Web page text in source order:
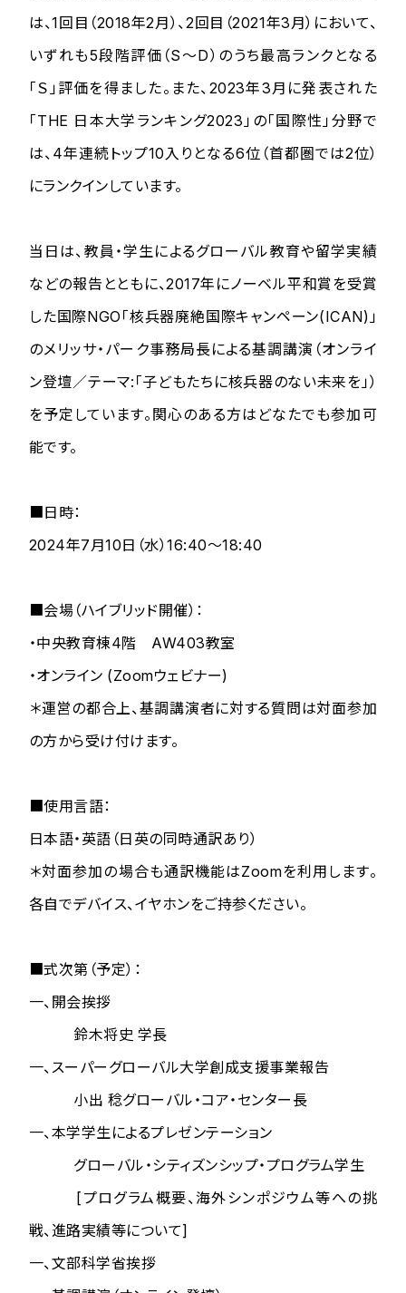
は、1回目（2018年2月）、2回目（2021年3月）において、
いずれも5段階評価（S～D）のうち最高ランクとなる
「Ｓ」評価を得ました。また、2023年3月に発表された
「THE 日本大学ランキング2023」の「国際性」分野で
は、4年連続トップ10入りとなる6位（首都圏では2位）
にランクインしています。
当日は、教員・学生によるグローバル教育や留学実績
などの報告とともに、2017年にノーベル平和賞を受賞
した国際NGO「核兵器廃絶国際キャンペーン(ICAN)」
のメリッサ・パーク事務局長による基調講演（オンライ
ン登壇／テーマ:「子どもたちに核兵器のない未来を」）
を予定しています。関心のある方はどなたでも参加可
能です。
■日時：
2024年7月10日（水）16:40～18:40
■会場（ハイブリッド開催）：
・中央教育棟4階 AW403教室
・オンライン (Zoomウェビナー)
＊運営の都合上、基調講演者に対する質問は対面参加
の方から受け付けます。
■使用言語：
日本語・英語（日英の同時通訳あり）
＊対面参加の場合も通訳機能はZoomを利用します。
各自でデバイス、イヤホンをご持参ください。
■式次第（予定）：
一、開会挨拶
鈴木将史 学長
一、スーパーグローバル大学創成支援事業報告
小出 稔グローバル・コア・センター長
一、本学学生によるプレゼンテーション
グローバル・シティズンシップ・プログラム学生
[プログラム概要、海外シンポジウム等への挑
戦、進路実績等について]
一、文部科学省挨拶